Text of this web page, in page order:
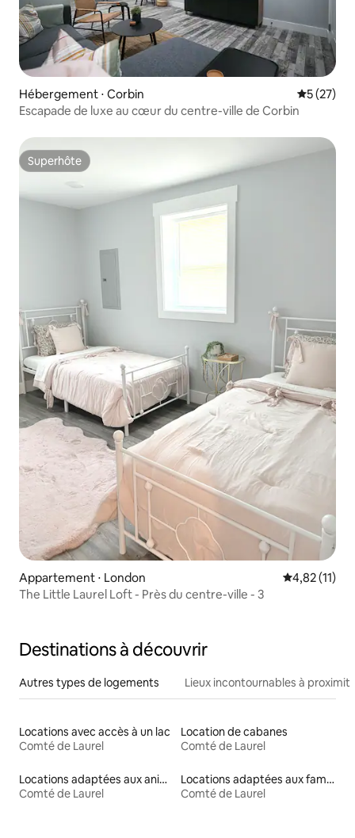
Hébergement ⋅ Corbin
5 (27)
Escapade de luxe au cœur du centre-ville de Corbin
Superhôte
Superhôte
Appartement ⋅ London Évaluation
4,82 (11)
The Little Laurel Loft - Près du centre-ville - 3
Destinations à découvrir
Autres types de logements Lieux incontournables à
Locations avec accès à un lac
Comté de Laurel
Location de cabanes
Comté de Laurel
Locations adaptées aux animaux
Comté de Laurel
Locations adaptées aux familles
Comté de Laurel